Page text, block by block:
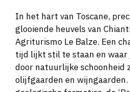
In het hart van Toscane,
glooiende heuvels van
Agriturismo Le Balze. Een
tijd lijkt stil te staan en
door natuurlijke schoonheid
olijfgaarden en wijngaarden.